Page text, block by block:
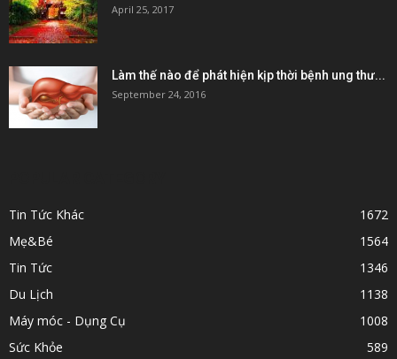
April 25, 2017
Làm thế nào để phát hiện kịp thời bệnh ung thư...
September 24, 2016
Tin Tức Khác
1672
Mẹ&Bé
1564
Tin Tức
1346
Du Lịch
1138
Máy móc - Dụng Cụ
1008
Sức Khỏe
589